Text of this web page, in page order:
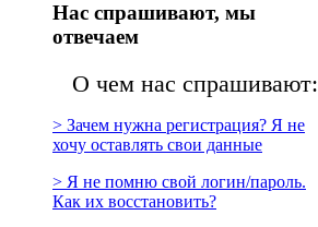
Нас спрашивают, мы
отвечаем
О чем нас спрашивают:
> Зачем нужна регистрация? Я не
хочу оставлять свои данные
> Я не помню свой логин/пароль.
Как их восстановить?